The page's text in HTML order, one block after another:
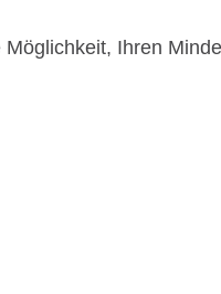
Ihren